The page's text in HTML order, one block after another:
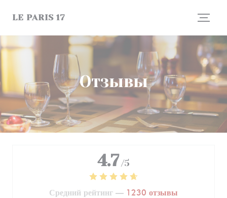
LE PARIS 17
Отзывы
4.7 /5
Средний рейтинг — 1230 отзывы